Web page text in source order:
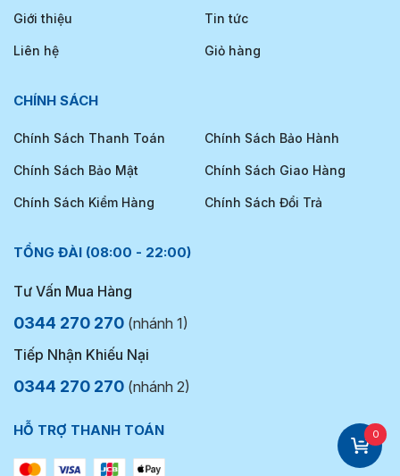
Giới thiệu Tin tức
Liên hệ Giỏ hàng
CHÍNH SÁCH
Chính Sách Thanh Toán Chính Sách Bảo Hành
Chính Sách Bảo Mật Chính Sách Giao Hàng
Chính Sách Kiểm Hàng Chính Sách Đổi Trả
TỔNG ĐÀI (08:00 - 22:00)
Tư Vấn Mua Hàng
0344 270 270 (nhánh 1)
Tiếp Nhận Khiếu Nại
0344 270 270 (nhánh 2)
HỖ TRỢ THANH TOÁN 0